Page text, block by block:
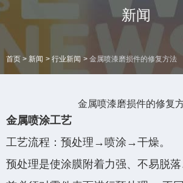
全国服务热线
新闻
首页 > 新闻 > 行业新闻 > 金属喷漆磨损件的修复方法
金属喷漆磨损件的修复
金属喷涂工艺
工艺流程：预处理→喷涂→干燥。
预处理是使涂膜附着力强、不易脱